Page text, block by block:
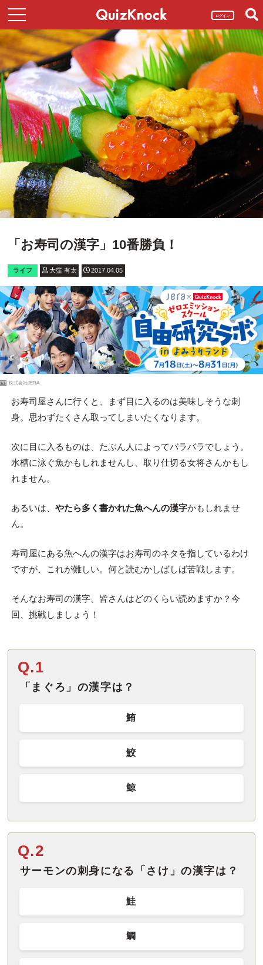
ログイン
「お寿司の漢字」10番勝負！
ライフ 大窪 有太 2017.04.05
PR 株式会社JERA
お寿司屋さんに行くと、まず目に入るのは美味しそうな刺
身。思わずたくさん取ってしまいたくなります。
次に目に入るものは、たぶん人によってバラバラでしょう。
水槽に泳ぐ魚かもしれませんし、取り仕切る女将さんかもし
れません。
あるいは、 やたら多く書かれた魚へんの漢字かもしれませ
ん。
寿司屋にある魚へんの漢字はお寿司のネタを指しているわけ
ですが、これが難しい。何と読むかしばしば苦戦します。
そんなお寿司の漢字、皆さんはどのくらい読めますか？今
回、挑戦しましょう！
Q.1
「まぐろ」の漢字は？
鮪
鮫
鯨
Q.2
サーモンの刺身になる「さけ」の漢字は？
鮭
鯛